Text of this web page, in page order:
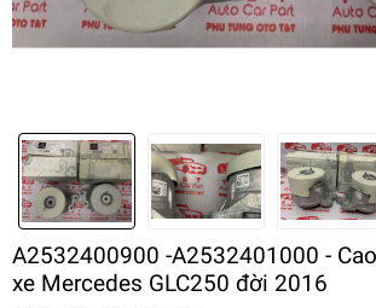
A2532400900 -A2532401000 -
xe Mercedes GLC250 đời 2016